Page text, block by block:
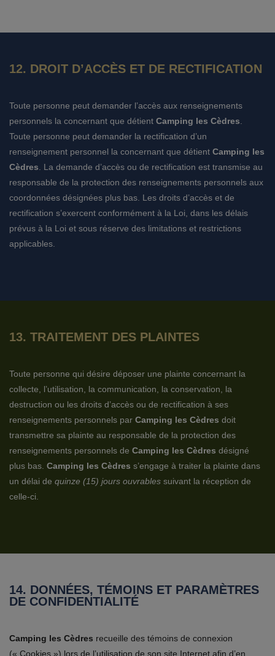
12. DROIT D’ACCÈS ET DE RECTIFICATION
Toute personne peut demander l’accès aux renseignements
personnels la concernant que détient Camping les Cèdres.
Toute personne peut demander la rectification d’un
renseignement personnel la concernant que détient Camping les
Cèdres. La demande d’accès ou de rectification est transmise au
responsable de la protection des renseignements personnels aux
coordonnées désignées plus bas. Les droits d’accès et de
rectification s’exercent conformément à la Loi, dans les délais
prévus à la Loi et sous réserve des limitations et restrictions
applicables.
13. TRAITEMENT DES PLAINTES
Toute personne qui désire déposer une plainte concernant la
collecte, l’utilisation, la communication, la conservation, la
destruction ou les droits d’accès ou de rectification à ses
renseignements personnels par Camping les Cèdres doit
transmettre sa plainte au responsable de la protection des
renseignements personnels de Camping les Cèdres désigné
plus bas. Camping les Cèdres s’engage à traiter la plainte dans
un délai de quinze (15) jours ouvrables suivant la réception de
celle-ci.
14. DONNÉES, TÉMOINS ET PARAMÈTRES
DE CONFIDENTIALITÉ
Camping les Cèdres recueille des témoins de connexion
(« Cookies ») lors de l’utilisation de son site Internet afin d’en